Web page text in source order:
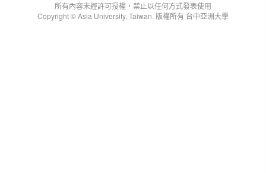
所有內容未經許可授權，禁止以任何方式發表使用
Copyright © Asia University, Taiwan. 版權所有 台中亞洲大學